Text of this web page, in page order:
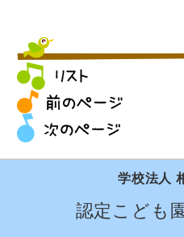
学校法人
認定こども